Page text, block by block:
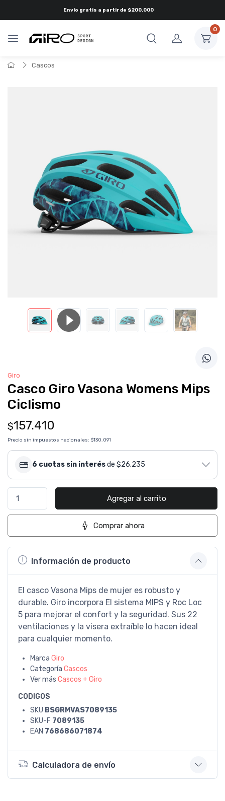
Envío gratis a partir de $200.000
0
Cascos
Giro
Casco Giro Vasona Womens Mips
Ciclismo
$157.410
Precio sin impuestos nacionales: $130.091
6 cuotas sin interésde $26.235
Agregar al carrito
Comprar ahora
Información de producto
El casco Vasona Mips de mujer es robusto y
durable. Giro incorpora El sistema MIPS y Roc Loc
5 para mejorar el confort y la seguridad. Sus 22
ventilaciones y la visera extraíble lo hacen ideal
para cualquier momento.
Marca Giro
Categoría Cascos
Ver más Cascos + Giro
CODIGOS
SKU BSGRMVAS7089135
SKU-F 7089135
EAN 768686071874
Calculadora de envío